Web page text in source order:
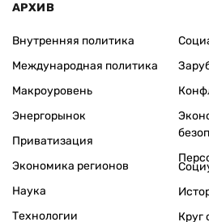
АРХИВ
Внутренняя политика
Международная политика
Макроуровень
Энергорынок
Приватизация
Экономика регионов
Наука
Технологии
Круг